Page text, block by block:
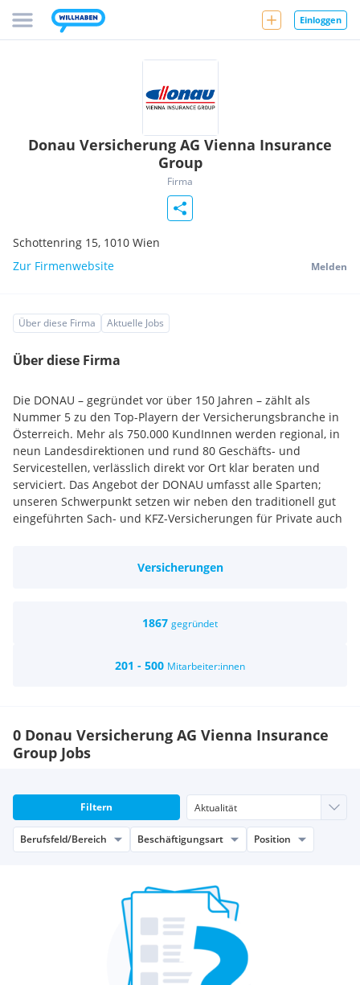
Einloggen
Donau Versicherung AG Vienna Insurance
Group
Firma
Schottenring 15, 1010 Wien
Zur Firmenwebsite
Melden
Über diese Firma Aktuelle Jobs
Über diese Firma
Die DONAU – gegründet vor über 150 Jahren – zählt als
Nummer 5 zu den Top-Playern der Versicherungsbranche in
Österreich. Mehr als 750.000 KundInnen werden regional, in
neun Landesdirektionen und rund 80 Geschäfts- und
Servicestellen, verlässlich direkt vor Ort klar beraten und
serviciert. Das Angebot der DONAU umfasst alle Sparten;
unseren Schwerpunkt setzen wir neben den traditionell gut
eingeführten Sach- und KFZ-Versicherungen für Private auch
das ganz nach den Vorstellungen unserer KundInnen.
rund 20 Lehrlinge ihre Ausbildung als
Mit maßgeschneiderten Programmen fördern wir
Flexible Arbeitszeiten
Wir ermöglichen flexible Arbeitszeitmodelle und sorgen so
Mitarbeitervergünstigungen
Umfassendes Angebot zur Gesundheitsvorsorge, spezielle
Konditionen bei Versicherungsprodukten, Ermäßigungen
Versicherungen
1867 gegründet
201 - 500 Mitarbeiter:innen
0 Donau Versicherung AG Vienna Insurance
Group Jobs
Filtern
Berufsfeld/Bereich Beschäftigungsart Position